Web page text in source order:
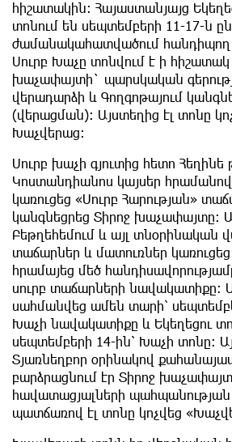
հիշատակին: Հայաստանյայց
տոնում են սեպտեմբերի 11-17-ն
ժամանակահատվածում հանդիպող
Սուրբ Խաչը տոնվում է ի հիշատակ
խաչափայտի` պարսկական
վերադարձի և Գողգոթայում
(վերացման): Այստեղից էլ տոնը
Խաչվերաց:
Սուրբ խաչի գյուտից հետո Հեղինե
Կոստանդիանոս կայսեր
կառուցեց «Սուրբ Հարության»
կանգնեցրեց Տիրոջ խաչափայտը:
Բեթղեհեմում և այլ տնօրինական
տաճարներ և մատուռներ
հրամայեց մեծ
սուրբ տաճարների նավակատիքը:
սահմանվեց ամեն տարի՝
Խաչի նավակատիքը և Եկեղեցու
սեպտեմբերի 14-ին՝ Խաչի տոնը:
Տյառնեղբոր օրինակով
բարձրացնում էր Տիրոջ
հավատացյալների
պատճառով էլ տոնը կոչվեց